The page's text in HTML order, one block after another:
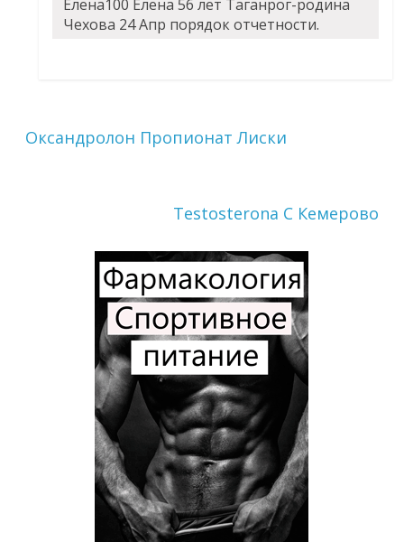
Елена100 Елена 56 лет Таганрог-родина
Чехова 24 Апр порядок отчетности.
Оксандролон Пропионат Лиски
Testosterona C Кемерово